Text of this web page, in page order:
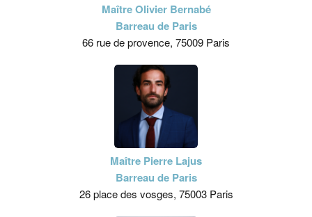
Maître Olivier Bernabé
Barreau de Paris
66 rue de provence, 75009 Paris
Maître Pierre Lajus
Barreau de Paris
26 place des vosges, 75003 Paris